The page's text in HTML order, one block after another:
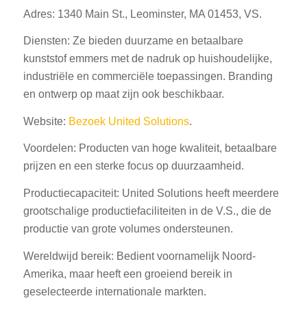
Adres: 1340 Main St., Leominster, MA 01453, VS.
Diensten: Ze bieden duurzame en betaalbare
kunststof emmers met de nadruk op huishoudelijke,
industriële en commerciële toepassingen. Branding
en ontwerp op maat zijn ook beschikbaar.
Website: Bezoek United Solutions.
Voordelen: Producten van hoge kwaliteit, betaalbare
prijzen en een sterke focus op duurzaamheid.
Productiecapaciteit: United Solutions heeft meerdere
grootschalige productiefaciliteiten in de V.S., die de
productie van grote volumes ondersteunen.
Wereldwijd bereik: Bedient voornamelijk Noord-
Amerika, maar heeft een groeiend bereik in
geselecteerde internationale markten.